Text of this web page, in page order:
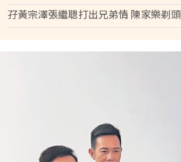
孖黃宗澤張繼聰打出兄弟情 陳家樂剃